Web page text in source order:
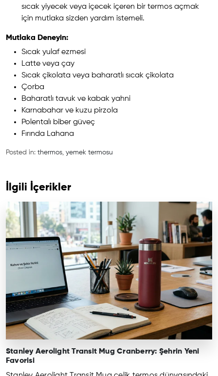
sıcak yiyecek veya içecek içeren bir termos açmak
için mutlaka sizden yardım istemeli.
Mutlaka Deneyin:
Sıcak yulaf ezmesi
Latte veya çay
Sıcak çikolata veya baharatlı sıcak çikolata
Çorba
Baharatlı tavuk ve kabak yahni
Karnabahar ve kuzu pirzola
Polentalı biber güveç
Fırında Lahana
Posted in: thermos, yemek termosu
İlgili İçerikler
Stanley Aerolight Transit Mug Cranberry: Şehrin Yeni
Favorisi